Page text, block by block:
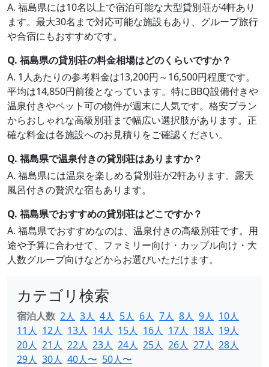
A. 福島県には10名以上で宿泊可能な大型貸別荘が4軒あり
ます。最大30名まで対応可能な施設もあり、グループ旅行
や合宿にもおすすめです。
Q. 福島県の貸別荘の料金相場はどのくらいですか？
A. 1人あたりの参考料金は13,200円～16,500円程度です。
平均は14,850円前後となっています。特にBBQ設備付きや
温泉付きやペット可の物件が週末に人気です。格安プラン
からおしゃれな高級別荘まで幅広い選択肢があります。正
確な料金は各施設へのお見積りをご確認ください。
Q. 福島県で温泉付きの貸別荘はありますか？
A. 福島県には温泉を楽しめる貸別荘が2軒あります。露天
風呂付きの贅沢な宿もあります。
Q. 福島県でおすすめの貸別荘はどこですか？
A. 福島県でおすすめなのは、温泉付きの高級別荘です。用
途や予算に合わせて、ファミリー向け・カップル向け・大
人数グループ向けなどからお選びいただけます。
カテゴリ検索
宿泊人数 2人 3人 4人 5人 6人 7人 8人 9人 10人
11人 12人 13人 14人 15人 16人 17人 18人 19人
20人 21人 22人 23人 24人 25人 26人 27人 28人
29人 30人 40人〜 50人〜